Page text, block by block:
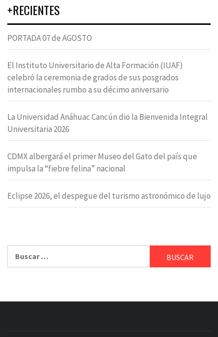
+RECIENTES
PORTADA 07 de AGOSTO
El Instituto Universitario de Alta Formación (IUAF)
celebró la ceremonia de grados de sus posgrados
internacionales rumbo a su décimo aniversario
La Universidad Anáhuac Cancún dio la Bienvenida Integral
Universitaria 2026
CDMX albergará el primer Museo del Gato del país que
impulsa la “fiebre felina” nacional
Eclipse 2026, el despegue del turismo astronómico de lujo